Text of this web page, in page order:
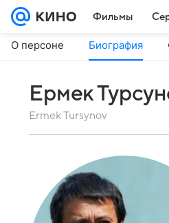
Фильмы
О персоне Биография
Ермек
Ermek Tursynov